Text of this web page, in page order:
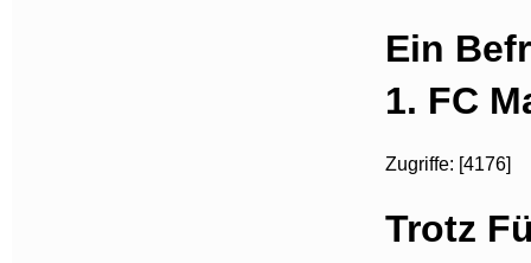
Ein
1. FC
Zugriffe: [4176]
Trotz